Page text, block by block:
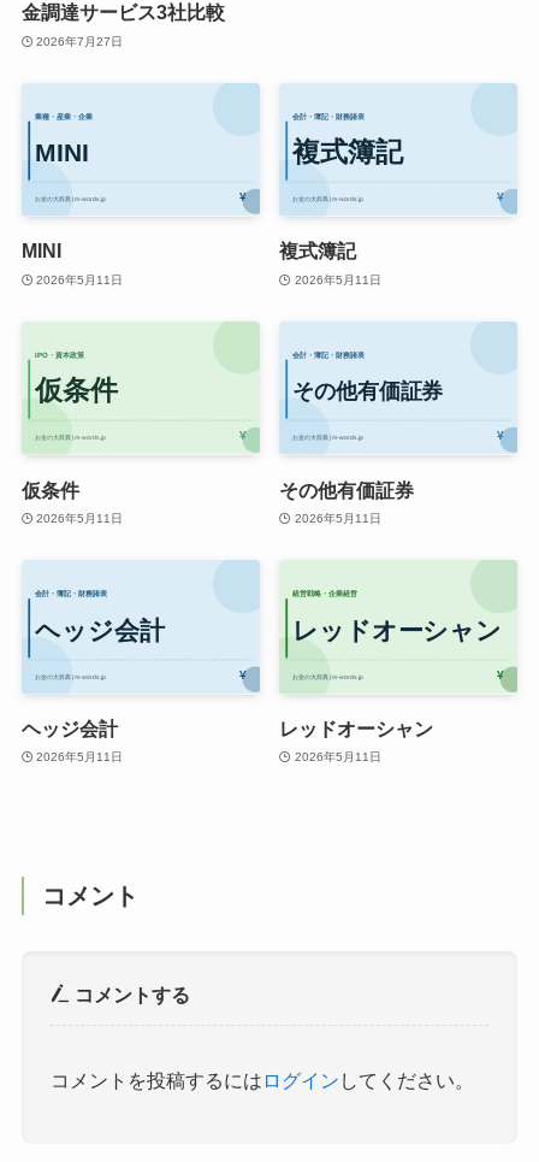
金調達サービス3社比較
2026年7月27日
MINI
2026年5月11日
複式簿記
2026年5月11日
仮条件
2026年5月11日
その他有価証券
2026年5月11日
ヘッジ会計
2026年5月11日
レッドオーシャン
2026年5月11日
コメント
コメントする
コメントを投稿するには ログイン してください。